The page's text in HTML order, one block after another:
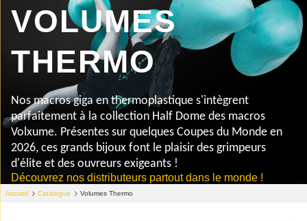
VOLUMES
THERMO
Nos macros giga en thermoplastique s'intègrent
parfaitement à la collection Half Dome des macros
Volxume. Présentes sur quelques Coupes du Monde en
2026, ces grands bijoux font le plaisir des grimpeurs
d'élite et des ouvreurs exigeants !
Découvrez nos distributeurs partout dans le monde !
Accueil Catalogue Volumes Thermo